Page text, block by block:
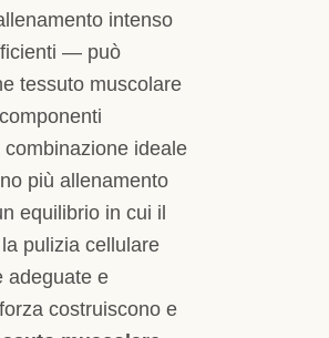
intenso
— può
tessuto muscolare
ideale
più allenamento
equilibrio in cui il
pulizia cellulare
adeguate e
costruiscono e